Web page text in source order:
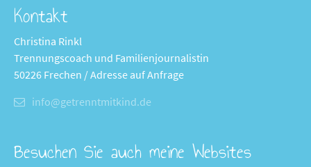
Kontakt
Christina Rinkl
Trennungscoach und Familienjournalistin
50226 Frechen / Adresse auf Anfrage
info@getrenntmitkind.de
Besuchen Sie auch meine Websites